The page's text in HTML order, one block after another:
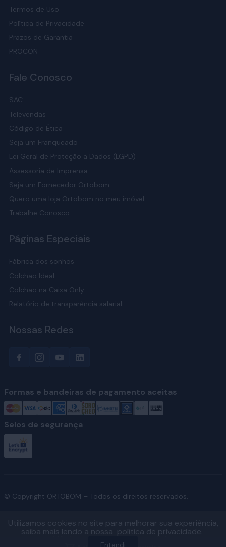
Termos de Uso
Política de Privacidade
Prazos de Garantia
PROCON
Fale Conosco
SAC
Televendas
Código de Ética
Seja um Franqueado
Lei Geral de Proteção a Dados (LGPD)
Assessoria de Imprensa
Seja um Fornecedor Ortobom
Quero uma loja Ortobom no meu imóvel
Trabalhe Conosco
Páginas Especiais
Fábrica dos sonhos
Colchão Ideal
Colchão na Caixa Only
Relatório de transparência salarial
Nossas Redes
Formas e bandeiras de pagamento aceitas
Selos de segurança
© Copyright ORTOBOM – Todos os direitos reservados.
Ver fábricas e regiões atendidas
Utilizamos cookies no site para melhorar sua experiência,
saiba mais lendo a nossa política de privacidade.
Entendi